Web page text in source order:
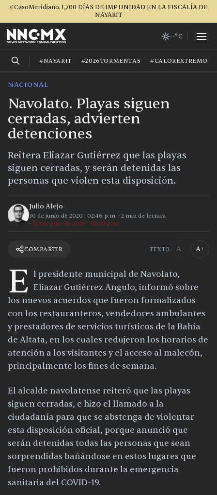
#CasoMeridiano. 1,700 DÍAS DE IMPUNIDAD EN LA FISCALÍA DE
NAYARIT
--°C
#NAYARIT #2026TORMENTAS #CALOREXTREMO
NACIONAL
Navolato. Playas siguen
cerradas, advierten
detenciones
Reitera Eliazar Gutiérrez que las playas
siguen cerradas, y serán detenidas las
personas que violen esta disposición.
Julio Alejo
30 de junio de 2020 · 02:46 p.m. · 2 min de lectura
2 de julio de 2026 · 02:10 p.m.
COMPARTIR TEXTO A− A+
E l presidente municipal de Navolato,
Eliazar Gutiérrez Angulo, informó sobre
los nuevos acuerdos que fueron formalizados
con los restauranteros, vendedores ambulantes
y prestadores de servicios turísticos de la Bahía
de Altata, en los cuales redujeron los horarios de
atención a los visitantes y el acceso al malecón,
principalmente los fines de semana.
El alcalde navolatense reiteró que las playas
siguen cerradas, e hizo el llamado a la
ciudadanía para que se abstenga de violentar
esta disposición oficial, porque anunció que
serán detenidas todas las personas que sean
sorprendidas bañándose en estos lugares que
fueron prohibidos durante la emergencia
sanitaria del COVID-19.